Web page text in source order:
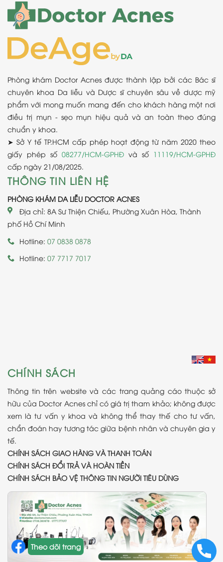
Phòng khám Doctor Acnes được thành lập bởi các Bác sĩ
chuyên khoa Da liễu và Dược sĩ chuyên sâu về dược mỹ
phẩm với mong muốn mang đến cho khách hàng một nơi
điều trị mụn - sẹo mụn hiệu quả và an toàn theo đúng
chuẩn y khoa.
➤ Sở Y tế TP.HCM cấp phép hoạt động từ năm 2020 theo
giấy phép số 08277/HCM-GPHĐ và số 11119/HCM-GPHĐ
cấp ngày 21/08/2025.
THÔNG TIN LIÊN HỆ
PHÒNG KHÁM DA LIỄU DOCTOR ACNES
Địa chỉ: 8A Sư Thiện Chiếu, Phường Xuân Hòa, Thành
phố Hồ Chí Minh
Hotline: 07 0838 0878
Hotline: 07 7717 7017
CHÍNH SÁCH
Thông tin trên website và các trang quảng cáo thuộc sở
hữu của Doctor Acnes chỉ có giá trị tham khảo; không được
xem là tư vấn y khoa và không thể thay thế cho tư vấn,
chẩn đoán hay tương tác giữa bệnh nhân và chuyên gia y
tế.
CHÍNH SÁCH GIAO HÀNG VÀ THANH TOÁN
CHÍNH SÁCH ĐỔI TRẢ VÀ HOÀN TIỀN
CHÍNH SÁCH BẢO VỆ THÔNG TIN NGƯỜI TIÊU DÙNG
Theo dõi trang